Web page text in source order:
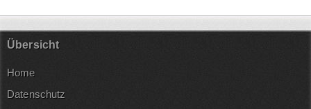
Übersicht
Home
Datenschutz